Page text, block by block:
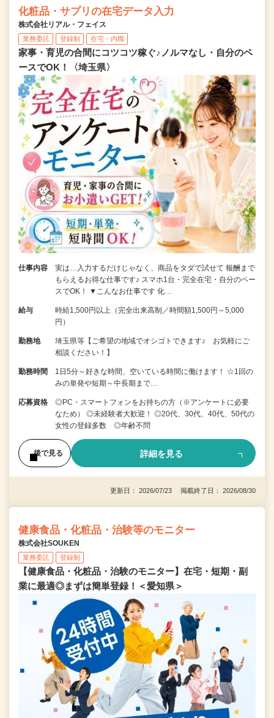
化粧品・サプリの在宅データ入力
株式会社リアル・フェイス
業務委託 登録制 在宅・内職
家事・育児の合間にコツコツ稼ぐ♪ノルマなし・自分のペ
ースでOK！〈埼玉県〉
仕事内容
実は…入力するだけじゃなく、商品をタダで試せて 報酬まで
もらえるお得な仕事です♪ スマホ1台・完全在宅・自分のペー
スでOK！ ▼こんなお仕事です 化…
給与
時給1,500円以上（完全出来高制／時間額1,500円～5,000
円）
勤務地
埼玉県等【ご希望の地域でオシゴトできます♪ お気軽にご
相談ください！】
勤務時間
1日5分～好きな時間、空いている時間に働けます！ ☆1回の
みの単発や短期～中長期まで…
応募資格
◎PC・スマートフォンをお持ちの方（※アンケートに必要
なため） ◎未経験者大歓迎！ ◎20代、30代、40代、50代の
女性の登録多数 ◎年齢不問
後で見る 詳細を見る
更新日： 2026/07/23 掲載終了日： 2026/08/30
健康食品・化粧品・治験等のモニター
株式会社SOUKEN
業務委託 登録制
【健康食品・化粧品・治験のモニター】在宅・短期・副
業に最適◎まずは簡単登録！＜愛知県＞